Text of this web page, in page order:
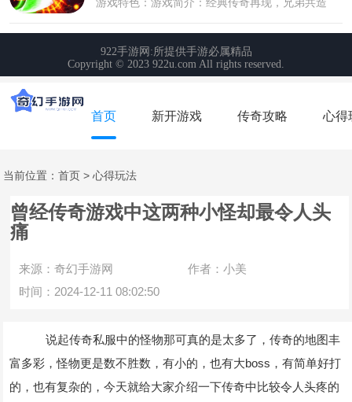
首页 新开游戏 传奇攻略 心得
当前位置：首页 >心得玩法
曾经传奇游戏中这两种小怪却最令人头
痛
来源：奇幻手游网
作者：小美
时间：2024-12-11 08:02:50
说起传奇私服中的怪物那可真的是太多了，传奇的地图丰
富多彩，怪物更是数不胜数，有小的，也有大boss，有简单好打
的，也有复杂的，今天就给大家介绍一下传奇中比较令人头疼的